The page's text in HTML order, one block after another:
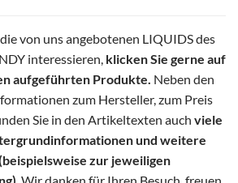
von uns angebotenen LIQUIDS des
interessieren, klicken Sie gerne auf
aufgeführten Produkte. Neben den
zum Hersteller, zum Preis
Sie in den Artikeltexten auch viele
und weitere
zur jeweiligen
. Wir danken für Ihren Besuch, freuen